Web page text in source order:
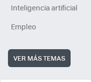
Inteligencia artificial
Empleo
VER MÁS TEMAS